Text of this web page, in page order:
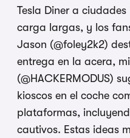
Tesla Diner a
carga largas, y los
Jason (@foley2k2)
entrega en la acera,
(@HACKERMODUS)
kioscos en el coche
plataformas,
cautivos. Estas ideas